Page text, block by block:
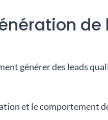
de
générer des leads
et le comportement